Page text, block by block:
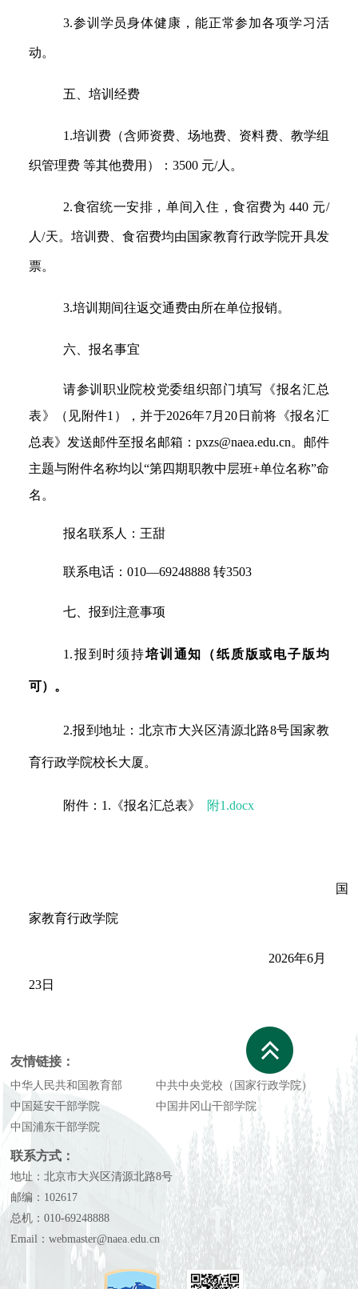
3.参训学员身体健康，能正常参加各项学习活
动。
五、培训经费
1.培训费（含师资费、场地费、资料费、教学组
织管理费 等其他费用）：3500 元/人。
2.食宿统一安排，单间入住，食宿费为440 元/
人/天。培训费、食宿费均由国家教育行政学院开具发
票。
3.培训期间往返交通费由所在单位报销。
六、报名事宜
请参训职业院校党委组织部门填写《报名汇总
表》（见附件1 ），并于2026年7月 20 日前将《报名汇
总表》发送邮件至报名邮箱： pxzs@naea.edu.cn。邮件
主题与附件名称均以“第四期职教中层班+单位名称”命
名。
报名联系人：王甜
联系电话： 010—69248888 转3503
七、报到注意事项
1.报到时须持培训通知（纸质版或电子版均
可）。
2.报到地址：北京市大兴区清源北路8号国家教
育行政学院校长大厦。
附件： 1. 《报名汇总表》 附1.docx
国
家教育行政学院
2026年6月
23日
友情链接：
中华人民共和国教育部
中共中央党校（国家行政学院）
中国延安干部学院
中国井冈山干部学院
中国浦东干部学院
联系方式：
地址：北京市大兴区清源北路8号
邮编：102617
总机：010-69248888
Email：webmaster@naea.edu.cn